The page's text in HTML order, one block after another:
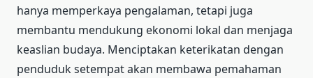
hanya memperkaya pengalaman, tetapi juga
membantu mendukung ekonomi lokal dan menjaga
keaslian budaya. Menciptakan keterikatan dengan
penduduk setempat akan membawa pemahaman